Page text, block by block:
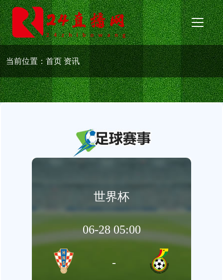
当前位置：首页资讯
世界杯
06-28 05:00
-